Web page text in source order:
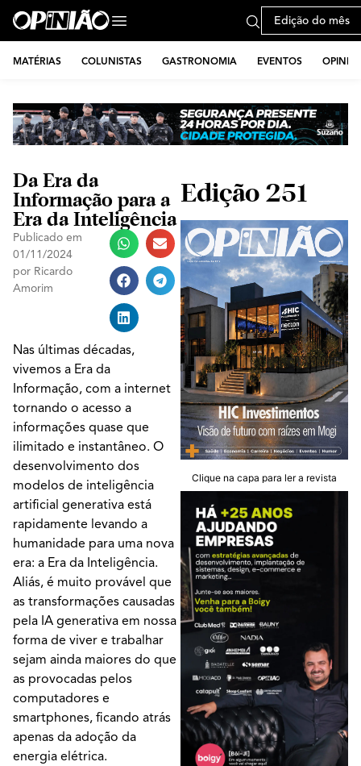
Edição do mês
MATÉRIAS COLUNISTAS GASTRONOMIA EVENTOS
Da Era da
Informação para a
Era da Inteligência
Publicado em
01/11/2024
por Ricardo
Amorim
Nas últimas décadas,
vivemos a Era da
Informação, com a internet
tornando o acesso a
informações quase que
ilimitado e instantâneo. O
desenvolvimento dos
modelos de inteligência
artificial generativa está
rapidamente levando a
humanidade para uma nova
era: a Era da Inteligência.
Aliás, é muito provável que
as transformações causadas
pela IA generativa em nossa
forma de viver e trabalhar
sejam ainda maiores do que
as provocadas pelos
computadores e
smartphones, ficando atrás
apenas da adoção da
energia elétrica.
Edição 251
Clique na capa para ler a revista